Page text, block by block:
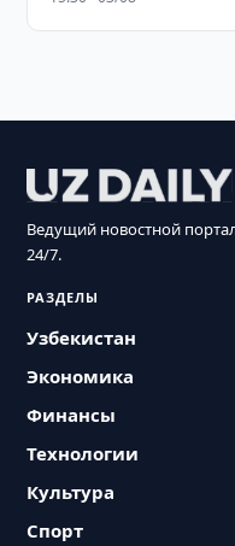
Ведущий новостной
24/7.
РАЗДЕЛЫ
Узбекистан
Экономика
Финансы
Технологии
Культура
Спорт